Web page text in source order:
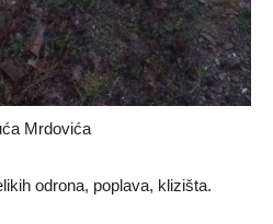
Mrdovića
odrona, poplava, klizišta.